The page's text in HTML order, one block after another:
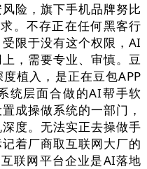
险，旗下手机品牌努比
。不存正在任何黑客行
限于没有这个权限，AI
，需要专业、审慎。豆
植入，是正在豆包APP
统层面合做的AI帮手软
成操做系统的一部门，
度。无法实正去操做手
着厂商取互联网大厂的
联网平台企业是AI落地